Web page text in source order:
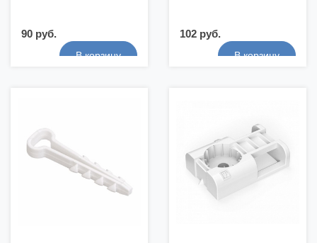
90 руб. 102 руб.